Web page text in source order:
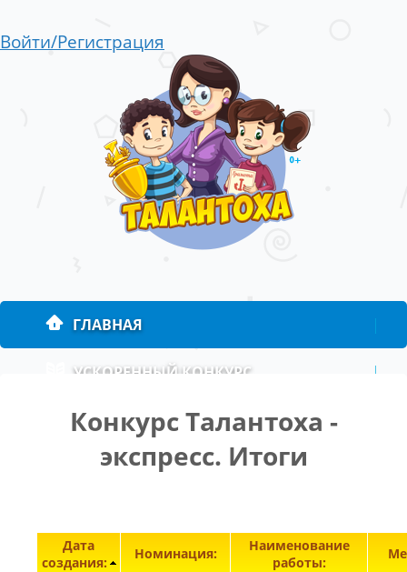
Войти/Регистрация
ГЛАВНАЯ |
УСКОРЕННЫЙ КОНКУРС |
ПРАВИЛА | | КОНТАКТЫ
Конкурс Талантоха -
экспресс. Итоги
Дата
создания:
Номинация:
Наименование
работы: